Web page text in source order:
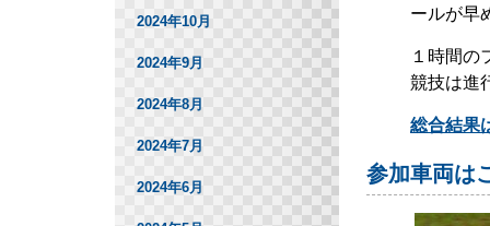
ールが早
１時間の
競技は進
総合結果
参加車両は
2024年10月
2024年9月
2024年8月
2024年7月
2024年6月